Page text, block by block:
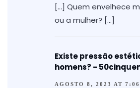
[…] Quem envelhece
ou a mulher? […]
Existe pressão
homens? -
AGOSTO 8, 2023 AT